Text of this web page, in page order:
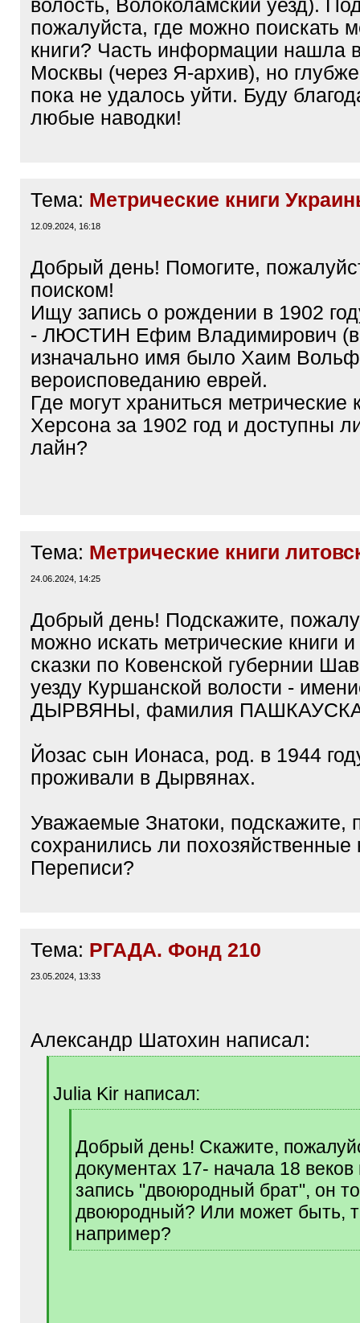
волость, Волоколамский уезд).
пожалуйста, где можно поискать
книги? Часть информации нашла
Москвы (через Я-архив), но
пока не удалось уйти. Буду
любые наводки!
Тема: Метрические книги
12.09.2024, 16:18
Добрый день! Помогите,
поиском!
Ищу запись о рождении в 1902
- ЛЮСТИН Ефим Владимирович
изначально имя было Хаим
вероисповеданию еврей.
Где могут храниться метрические
Херсона за 1902 год и доступны
лайн?
Тема: Метрические книги
24.06.2024, 14:25
Добрый день! Подскажите,
можно искать метрические книги и
сказки по Ковенской губернии
уезду Куршанской волости -
ДЫРВЯНЫ, фамилия
Йозас сын Ионаса, род. в 1944
проживали в Дырвянах.
Уважаемые Знатоки, подскажите,
сохранились ли похозяйственные
Переписи?
Тема: РГАДА. Фонд 210
23.05.2024, 13:33
Александр Шатохин написал:
]Julia Kir написал:
]Добрый день! Скажите,
документах 17- начала 18 веков
запись "двоюродный брат", он
двоюродный? Или может быть,
например?
[